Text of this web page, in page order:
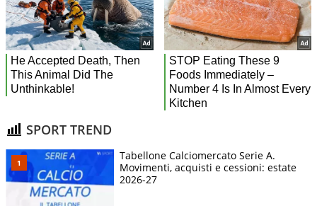
SPORT TREND
Tabellone Calciomercato Serie A.
Movimenti, acquisti e cessioni: estate
2026-27